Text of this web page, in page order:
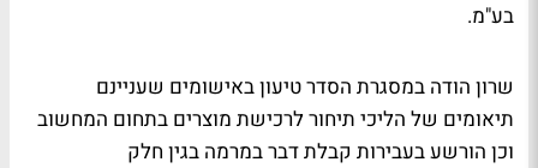
בע"מ.
שרון הודה במסגרת הסדר טיעון באישומים שעניינם
תיאומים של הליכי תיחור לרכישת מוצרים בתחום המחשוב
וכן הורשע בעבירות קבלת דבר במרמה בגין חלק